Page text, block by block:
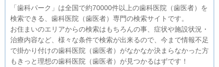
「歯科パーク」は全国で約70000件以上の歯科医院（歯医者）を
検索できる、歯科医院（歯医者）専門の検索サイトです。
お住まいのエリアからの検索はもちろんの事、症状や施設状況・
治療内容など、様々な条件で検索が出来るので、今まで情報不足
で掛かり付けの歯科医院（歯医者）がなかなか決まらなかった方
もきっと理想の歯科医院（歯医者）が見つかるはずです！